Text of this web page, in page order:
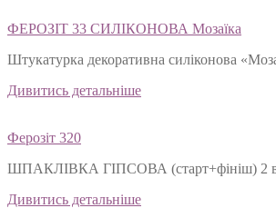
ФЕРОЗІТ 33 СИЛІКОНОВА Мозаїка
Штукатурка декоративна силіконова
Дивитись детальніше
Ферозіт 320
ШПАКЛІВКА ГІПСОВА (старт+фініш) 2
Дивитись детальніше